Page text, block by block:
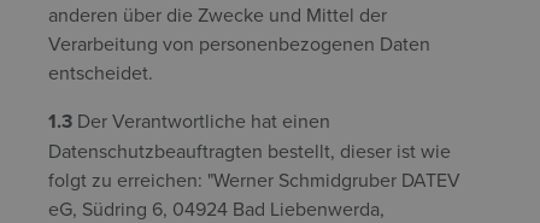
anderen über die Zwecke und Mittel der
Verarbeitung von personenbezogenen Daten
entscheidet.
1.3 Der Verantwortliche hat einen
Datenschutzbeauftragten bestellt, dieser ist wie
folgt zu erreichen: "Werner Schmidgruber DATEV
eG, Südring 6, 04924 Bad Liebenwerda,